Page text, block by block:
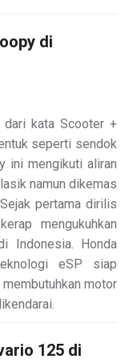
di
dari kata Scooter +
seperti sendok
ini mengikuti aliran
namun dikemas
pertama dirilis
mengukuhkan
Indonesia. Honda
eSP siap
motor
125 di